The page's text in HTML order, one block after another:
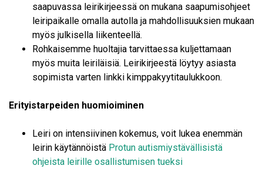
saapuvassa leirikirjeessä on mukana saapumisohjeet
leiripaikalle omalla autolla ja mahdollisuuksien mukaan
myös julkisella liikenteellä.
Rohkaisemme huoltajia tarvittaessa kuljettamaan
myös muita leiriläisiä. Leirikirjeestä löytyy asiasta
sopimista varten linkki kimppakyytitaulukkoon.
Erityistarpeiden huomioiminen
Leiri on intensiivinen kokemus, voit lukea enemmän
leirin käytännöistä Protun autismiystävällisistä
ohjeista leirille osallistumisen tueksi